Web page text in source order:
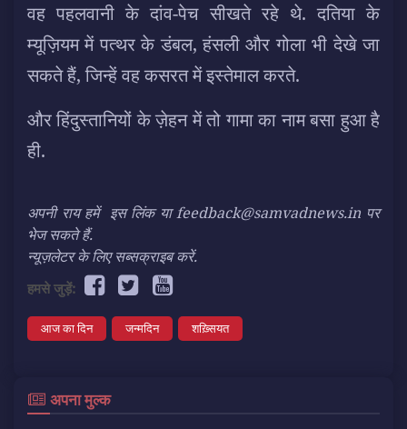
वह पहलवानी के दांव-पेच सीखते रहे थे. दतिया के
म्यूज़ियम में पत्थर के डंबल, हंसली और गोला भी देखे जा
सकते हैं, जिन्हें वह कसरत में इस्तेमाल करते.
और हिंदुस्तानियों के ज़ेहन में तो गामा का नाम बसा हुआ है
ही.
अपनी राय हमें इस लिंक या feedback@samvadnews.in पर
भेज सकते हैं.
न्यूज़लेटर के लिए सब्सक्राइब करें.
हमसे जुड़ें:
आज का दिन जन्मदिन शख़्सियत
अपना मुल्क